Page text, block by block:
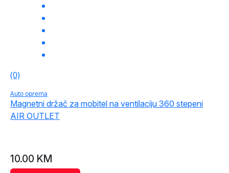
(0)
Auto oprema
Magnetni držač za mobitel na ventilaciju 360 stepeni
AIR OUTLET
10.00 KM